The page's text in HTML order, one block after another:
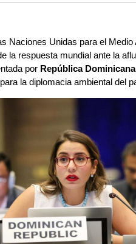
Naciones Unidas para el Medio
la respuesta mundial ante la
por República Dominicana
la diplomacia ambiental del